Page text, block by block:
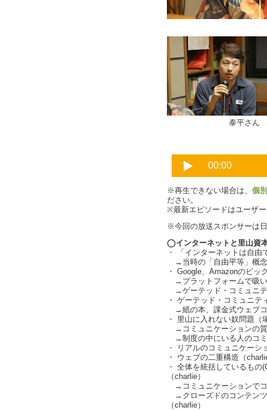
泰平さん
※再生できない場合は、 個
ださい。
※最新エピソードはユーザ
※今回の放送スポンサーは
◯インターネットと里山資
・ 「インターネットは自
→当時の「自由平等」概
・ Google、Amazonのビッ
→プラットフォームで吸い
→ゲーテッド・コミュニ
・ ゲーテッド・コミュニ
→紙の本、課金式ウェブ
・ 里山に入れない奴問題（
→コミュニケーションの質
→制度の中にいる人のコミ
・ リアルのコミュニケー
・ ウェブの二重構造（
・ 全体を統括しているもの
（charlie）
→コミュニケーションで
→クローズドのコンテン
（charlie）